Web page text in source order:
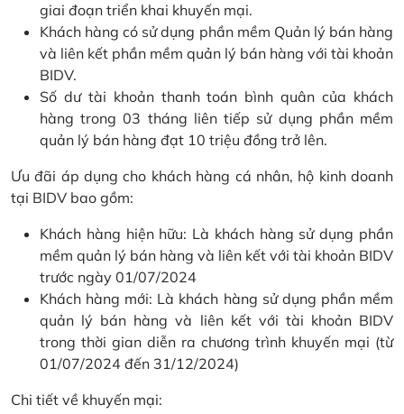
giai đoạn triển khai khuyến mại.
Khách hàng có sử dụng phần mềm Quản lý bán hàng
và liên kết phần mềm quản lý bán hàng với tài khoản
BIDV.
Số dư tài khoản thanh toán bình quân của khách
hàng trong 03 tháng liên tiếp sử dụng phần mềm
quản lý bán hàng đạt 10 triệu đồng trở lên.
Ưu đãi áp dụng cho khách hàng cá nhân, hộ kinh doanh
tại BIDV bao gồm:
Khách hàng hiện hữu: Là khách hàng sử dụng phần
mềm quản lý bán hàng và liên kết với tài khoản BIDV
trước ngày 01/07/2024
Khách hàng mới: Là khách hàng sử dụng phần mềm
quản lý bán hàng và liên kết với tài khoản BIDV
trong thời gian diễn ra chương trình khuyến mại (từ
01/07/2024 đến 31/12/2024)
Chi tiết về khuyến mại: